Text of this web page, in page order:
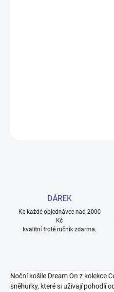
DÁREK
Ke každé objednávce nad 2000
Kč
kvalitní froté ručník zdarma.
Noční košile Dream On z kolekce
sněhurky, které si užívají pohodlí